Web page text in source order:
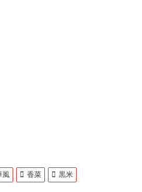
風 香菜 黒米